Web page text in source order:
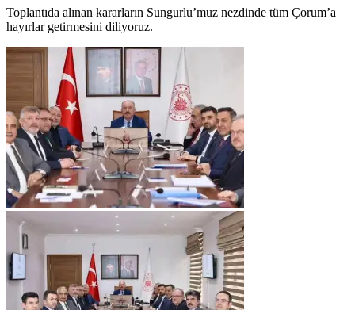
Toplantıda alınan kararların Sungurlu’muz nezdinde tüm Çorum’a
hayırlar getirmesini diliyoruz.